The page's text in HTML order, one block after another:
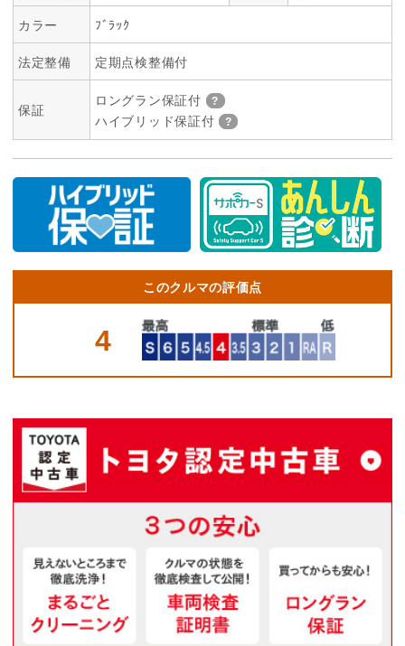
カラー ﾌﾞﾗｯｸ
法定整備 定期点検整備付
保証
ロングラン保証付
ハイブリッド保証付
このクルマの評価点
4